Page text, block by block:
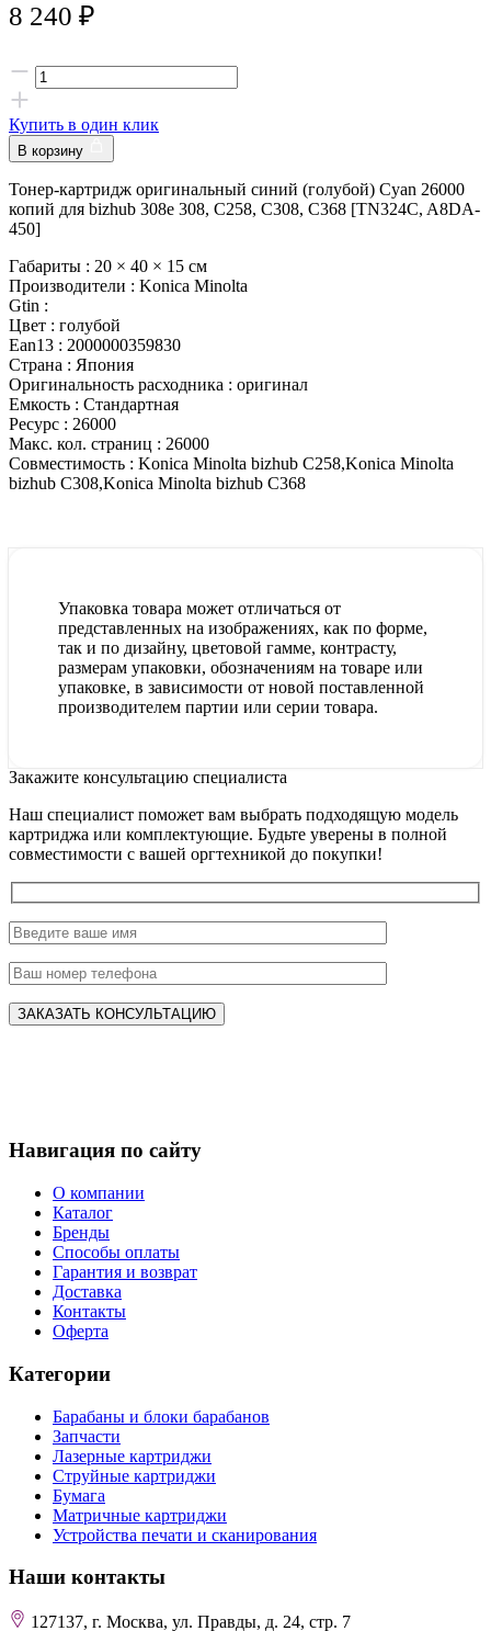
8 240 ₽
Купить в один клик
В корзину
Тонер-картридж оригинальный синий (голубой) Cyan 26000
копий для bizhub 308e 308, C258, C308, C368 [TN324C, A8DA-
450]
Габариты : 20 × 40 × 15 см
Производители : Konica Minolta
Gtin :
Цвет : голубой
Ean13 : 2000000359830
Страна : Япония
Оригинальность расходника : оригинал
Емкость : Стандартная
Ресурс : 26000
Макс. кол. страниц : 26000
Совместимость : Konica Minolta bizhub C258,Konica Minolta
bizhub C308,Konica Minolta bizhub C368
Упаковка товара может отличаться от
представленных на изображениях, как по форме,
так и по дизайну, цветовой гамме, контрасту,
размерам упаковки, обозначениям на товаре или
упаковке, в зависимости от новой поставленной
производителем партии или серии товара.
Закажите консультацию специалиста
Наш специалист поможет вам выбрать подходящую модель
картриджа или комплектующие. Будьте уверены в полной
совместимости с вашей оргтехникой до покупки!
Навигация по сайту
О компании
Каталог
Бренды
Способы оплаты
Гарантия и возврат
Доставка
Контакты
Оферта
Категории
Барабаны и блоки барабанов
Запчасти
Лазерные картриджи
Струйные картриджи
Бумага
Матричные картриджи
Устройства печати и сканирования
Наши контакты
127137, г. Москва, ул. Правды, д. 24, стр. 7